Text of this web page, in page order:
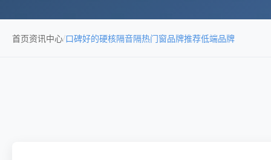
首页资讯中心/口碑好的硬核隔音隔热门窗品牌推荐低端品牌